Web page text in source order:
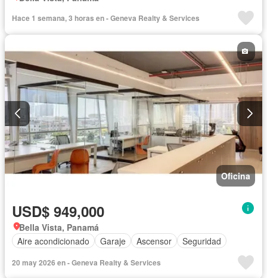
Hace 1 semana, 3 horas en - Geneva Realty & Services
Oficina
USD$ 949,000
Bella Vista, Panamá
Aire acondicionado
Garaje Ascensor Seguridad
20 may 2026 en - Geneva Realty & Services